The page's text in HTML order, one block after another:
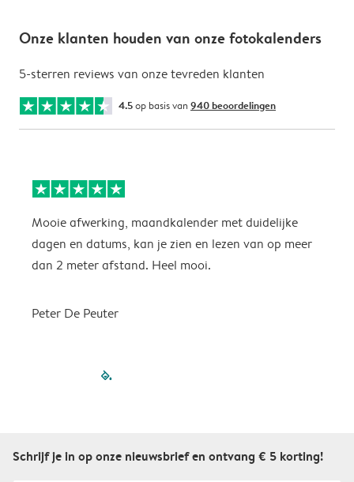
Onze klanten houden van onze fotokalenders
5-sterren reviews van onze tevreden klanten
4.5op basis van 940 beoordelingen
Mooie afwerking, maandkalender met duidelijke
dagen en datums, kan je zien en lezen van op meer
dan 2 meter afstand. Heel mooi.
Peter De Peuter
filled-pagination
Schrijf je in op onze nieuwsbrief en ontvang € 5 korting!